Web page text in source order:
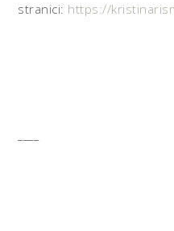
stranici: https://